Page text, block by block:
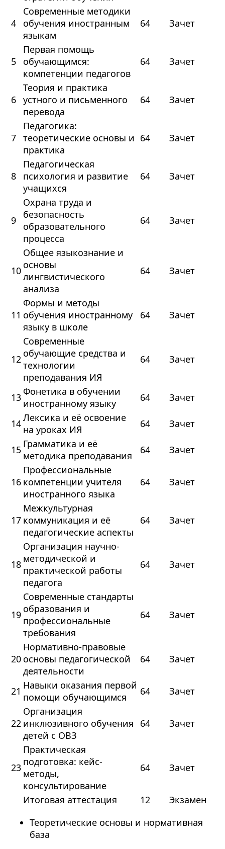
4
Современные методики
обучения иностранным
языкам
64 Зачет
5
Первая помощь
обучающимся:
компетенции педагогов
64 Зачет
6
Теория и практика
устного и письменного
перевода
64 Зачет
7
Педагогика:
теоретические основы и
практика
64 Зачет
8
Педагогическая
психология и развитие
учащихся
64 Зачет
9
Охрана труда и
безопасность
образовательного
процесса
64 Зачет
10
Общее языкознание и
основы
лингвистического
анализа
64 Зачет
11
Формы и методы
обучения иностранному
языку в школе
64 Зачет
12
Современные
обучающие средства и
технологии
преподавания ИЯ
64 Зачет
13 Фонетика в обучении
иностранному языку
64 Зачет
14Лексика и её освоение
на уроках ИЯ
64 Зачет
15 Грамматика и её
методика преподавания
64 Зачет
16
Профессиональные
компетенции учителя
иностранного языка
64 Зачет
17
Межкультурная
коммуникация и её
педагогические аспекты
64 Зачет
18
Организация научно-
методической и
практической работы
педагога
64 Зачет
19
Современные стандарты
образования и
профессиональные
требования
64 Зачет
20
Нормативно-правовые
основы педагогической
деятельности
64 Зачет
21 Навыки оказания первой
помощи обучающимся
64 Зачет
22
Организация
инклюзивного обучения
детей с ОВЗ
64 Зачет
23
Практическая
подготовка: кейс-
методы,
консультирование
64 Зачет
Итоговая аттестация 12
Экзамен
Теоретические основы и нормативная
база